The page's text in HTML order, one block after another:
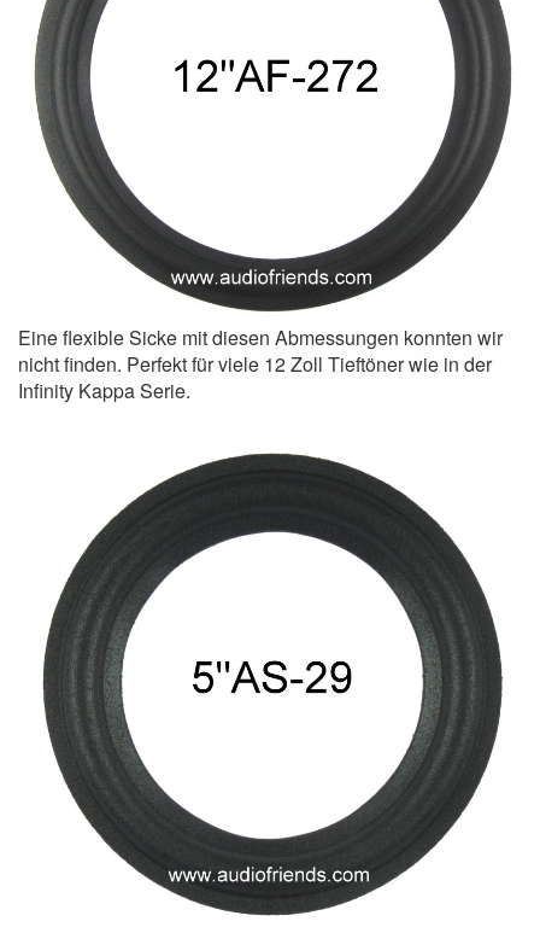
Eine flexible Sicke mit diesen Abmessungen konnten wir
nicht finden. Perfekt für viele 12 Zoll Tieftöner wie in der
Infinity Kappa Serie.